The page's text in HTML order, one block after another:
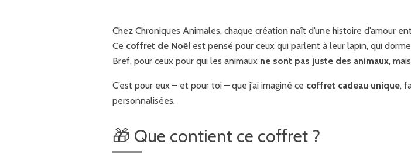
Chez Chroniques Animales, chaque création naît d’une histoire d’amour
Ce coffret de Noël est pensé pour ceux qui parlent à leur lapin, qui
Bref, pour ceux pour qui les animaux ne sont pas juste des animaux,
C’est pour eux – et pour toi – que j’ai imaginé ce coffret cadeau unique,
personnalisées.
🎁 Que contient ce coffret ?